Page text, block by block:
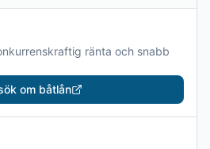
ränta och snabb
om båtlån